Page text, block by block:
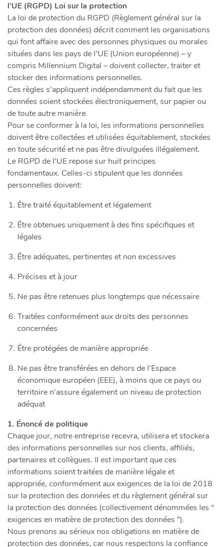
l’UE (RGPD) Loi sur la protection
La loi de protection du RGPD (Règlement général sur la
protection des données) décrit comment les organisations
qui font affaire avec des personnes physiques ou morales
situées dans les pays de l’UE (Union européenne) – y
compris Millennium Digital – doivent collecter, traiter et
stocker des informations personnelles.
Ces règles s’appliquent indépendamment du fait que les
données soient stockées électroniquement, sur papier ou
de toute autre manière.
Pour se conformer à la loi, les informations personnelles
doivent être collectées et utilisées équitablement, stockées
en toute sécurité et ne pas être divulguées illégalement.
Le RGPD de l’UE repose sur huit principes
fondamentaux. Celles-ci stipulent que les données
personnelles doivent:
Être traité équitablement et légalement
Être obtenues uniquement à des fins spécifiques et
légales
Être adéquates, pertinentes et non excessives
Précises et à jour
Ne pas être retenues plus longtemps que nécessaire
Traitées conformément aux droits des personnes
concernées
Être protégées de manière appropriée
Ne pas être transférées en dehors de l’Espace
économique européen (EEE), à moins que ce pays ou
territoire n’assure également un niveau de protection
adéquat
1. Énoncé de politique
Chaque jour, notre entreprise recevra, utilisera et stockera
des informations personnelles sur nos clients, affiliés,
partenaires et collègues. Il est important que ces
informations soient traitées de manière légale et
appropriée, conformément aux exigences de la loi de 2018
sur la protection des données et du règlement général sur
la protection des données (collectivement dénommées les “
exigences en matière de protection des données ”).
Nous prenons au sérieux nos obligations en matière de
protection des données, car nous respectons la confiance